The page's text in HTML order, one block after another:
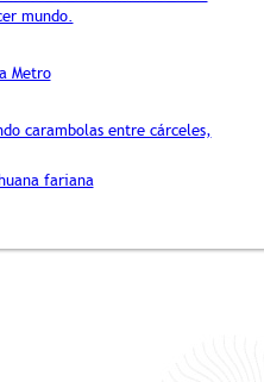
mundo.
Metro
carambolas entre cárceles,
fariana